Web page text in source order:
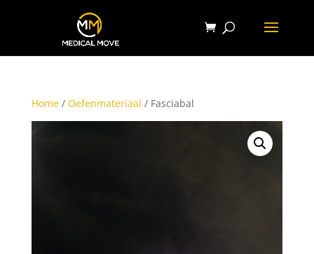
Home/ Oefenmateriaal / Fasciabal